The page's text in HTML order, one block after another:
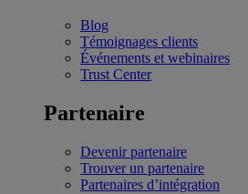
Blog
Témoignages clients
Événements et webinaires
Trust Center
Partenaire
Devenir partenaire
Trouver un partenaire
Partenaires d’intégration